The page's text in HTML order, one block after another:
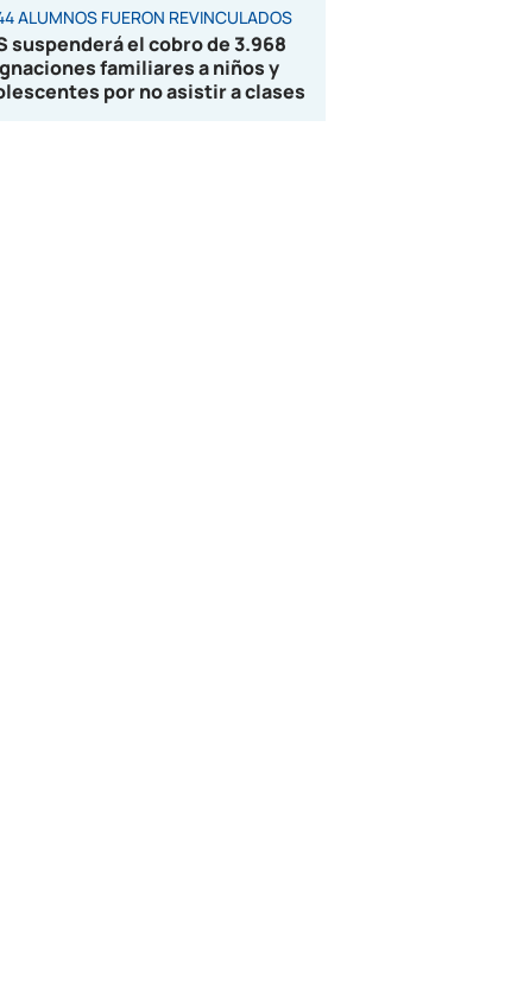
ALUMNOS FUERON REVINCULADOS
suspenderá el cobro de 3.968
familiares a niños y
por no asistir a clases